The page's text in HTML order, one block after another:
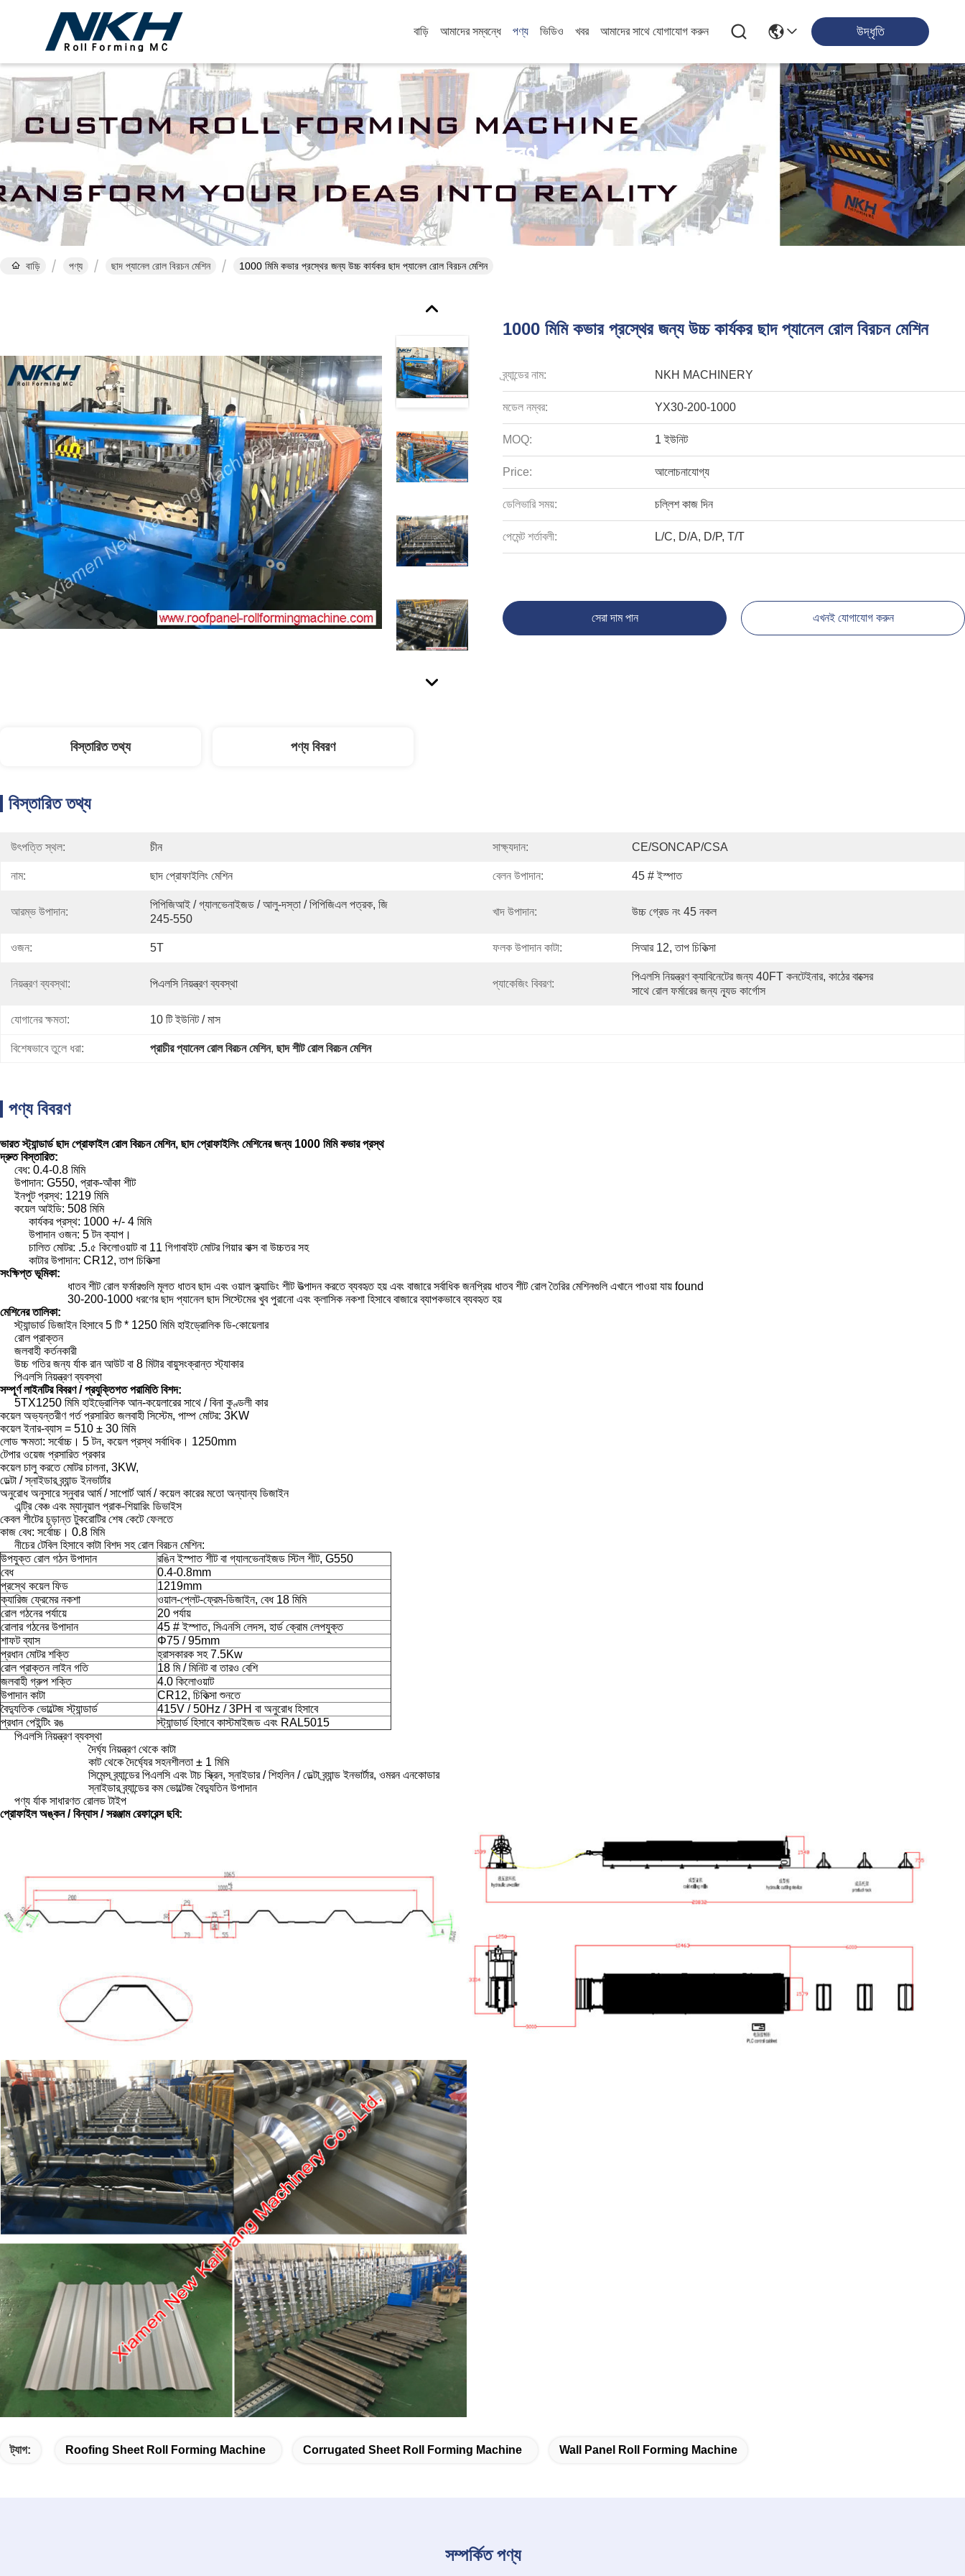
বাড়ি আমাদের সম্বন্ধে পণ্য ভিডিও খবর আমাদের সাথে যোগাযোগ করুন উদ্ধৃতি
পণ্যের বিবরণ
বাড়ি পণ্য ছাদ প্যানেল রোল বিরচন মেশিন 1000 মিমি কভার প্রস্থের জন্য উচ্চ কার্যকর ছাদ প্যানেল রোল বিরচন মেশিন
1000 মিমি কভার প্রস্থের জন্য উচ্চ কার্যকর ছাদ প্যানেল রোল বিরচন মেশিন
ব্র্যান্ডের নাম: NKH MACHINERY
মডেল নম্বর: YX30-200-1000
MOQ: 1 ইউনিট
Price: আলোচনাযোগ্য
ডেলিভারি সময়: চল্লিশ কাজ দিন
পেমেন্ট শর্তাবলী: L/C, D/A, D/P, T/T
সেরা দাম পান এখনই যোগাযোগ করুন
বিস্তারিত তথ্য পণ্য বিবরণ
বিস্তারিত তথ্য
উৎপত্তি স্থল: চীন সাক্ষ্যদান: CE/SONCAP/CSA
নাম: ছাদ প্রোফাইলিং মেশিন বেলন উপাদান: 45 # ইস্পাত
আরম্ভ উপাদান:
পিপিজিআই / গ্যালভেনাইজড / আলু-দস্তা / পিপিজিএল পত্রক, জি
245-550
খাদ উপাদান: উচ্চ গ্রেড নং 45 নকল
ওজন: 5T ফলক উপাদান কাটা: সিআর 12, তাপ চিকিত্সা
নিয়ন্ত্রণ ব্যবস্থা: পিএলসি নিয়ন্ত্রণ ব্যবস্থা প্যাকেজিং বিবরণ:
পিএলসি নিয়ন্ত্রণ ক্যাবিনেটের জন্য 40FT কনটেইনার, কাঠের বাক্সের
সাথে রোল ফর্মারের জন্য ন্যূড কার্গোস
যোগানের ক্ষমতা: 10 টি ইউনিট / মাস
বিশেষভাবে তুলে ধরা: প্রাচীর প্যানেল রোল বিরচন মেশিন, ছাদ শীট রোল বিরচন মেশিন
পণ্য বিবরণ
ভারত স্ট্যান্ডার্ড ছাদ প্রোফাইল রোল বিরচন মেশিন, ছাদ প্রোফাইলিং মেশিনের জন্য 1000 মিমি কভার প্রস্থ
দ্রুত বিস্তারিত:
বেধ: 0.4-0.8 মিমি
উপাদান: G550, প্রাক-আঁকা শীট
ইনপুট প্রস্থ: 1219 মিমি
কয়েল আইডি: 508 মিমি
কার্যকর প্রস্থ: 1000 +/- 4 মিমি
উপাদান ওজন: 5 টন ক্যাপ।
চালিত মোটর: .5.৫ কিলোওয়াট বা 11 গিগাবাইট মোটর গিয়ার বাক্স বা উচ্চতর সহ
কাটার উপাদান: CR12, তাপ চিকিত্সা
সংক্ষিপ্ত ভূমিকা:
ধাতব শীট রোল ফর্মারগুলি মূলত ধাতব ছাদ এবং ওয়াল ক্ল্যাডিং শীট উত্পাদন করতে ব্যবহৃত হয় এবং বাজারে সর্বাধিক জনপ্রিয় ধাতব শীট রোল তৈরির মেশিনগুলি এখানে পাওয়া যায় found
30-200-1000 ধরণের ছাদ প্যানেল ছাদ সিস্টেমের খুব পুরানো এবং ক্লাসিক নকশা হিসাবে বাজারে ব্যাপকভাবে ব্যবহৃত হয়
মেশিনের তালিকা:
স্ট্যান্ডার্ড ডিজাইন হিসাবে 5 টি * 1250 মিমি হাইড্রোলিক ডি-কোয়েলার
রোল প্রাক্তন
জলবাহী কর্তনকারী
উচ্চ গতির জন্য র্যাক রান আউট বা 8 মিটার বায়ুসংক্রান্ত স্ট্যাকার
পিএলসি নিয়ন্ত্রণ ব্যবস্থা
সম্পূর্ণ লাইনটির বিবরণ / প্রযুক্তিগত পরামিতি বিশদ:
5TX1250 মিমি হাইড্রোলিক আন-কয়েলারের সাথে / বিনা কুণ্ডলী কার
কয়েল অভ্যন্তরীণ গর্ত প্রসারিত জলবাহী সিস্টেম, পাম্প মোটর: 3KW
কয়েল ইনার-ব্যাস = 510 ± 30 মিমি
লোড ক্ষমতা: সর্বোচ্চ। 5 টন, কয়েল প্রস্থ সর্বাধিক। 1250mm
টেপার ওয়েজ প্রসারিত প্রকার
কয়েল চালু করতে মোটর চালনা, 3KW,
ডেল্টা / স্নাইডার ব্র্যান্ড ইনভার্টার
অনুরোধ অনুসারে স্নুবার আর্ম / সাপোর্ট আর্ম / কয়েল কারের মতো অন্যান্য ডিজাইন
এন্ট্রি বেঞ্চ এবং ম্যানুয়াল প্রাক-শিয়ারিং ডিভাইস
কেবল শীটের চূড়ান্ত টুকরোটির শেষ কেটে ফেলতে
কাজ বেধ: সর্বোচ্চ। 0.8 মিমি
নীচের টেবিল হিসাবে কাটা বিশদ সহ রোল বিরচন মেশিন:
উপযুক্ত রোল গঠন উপাদান
রঙিন ইস্পাত শীট বা গ্যালভেনাইজড স্টিল শীট, G550
বেধ
0.4-0.8mm
প্রস্থে কয়েল ফিড
1219mm
ক্যারিজ ফ্রেমের নকশা
ওয়াল-প্লেট-ফ্রেম-ডিজাইন, বেধ 18 মিমি
রোল গঠনের পর্যায়ে
20 পর্যায়
রোলার গঠনের উপাদান
45 # ইস্পাত, সিএনসি লেদস, হার্ড ক্রোম লেপযুক্ত
শাফট ব্যাস
Φ75 / 95mm
প্রধান মোটর শক্তি
হ্রাসকারক সহ 7.5Kw
রোল প্রাক্তন লাইন গতি
18 মি / মিনিট বা তারও বেশি
জলবাহী গ্রুপ শক্তি
4.0 কিলোওয়াট
উপাদান কাটা
CR12, চিকিত্সা শুনতে
বৈদ্যুতিক ভোল্টেজ স্ট্যান্ডার্ড
415V / 50Hz / 3PH বা অনুরোধ হিসাবে
প্রধান পেইন্টিং রঙ
স্ট্যান্ডার্ড হিসাবে কাস্টমাইজড এবং RAL5015
পিএলসি নিয়ন্ত্রণ ব্যবস্থা
দৈর্ঘ্য নিয়ন্ত্রণ থেকে কাটা
কাট থেকে দৈর্ঘ্যের সহনশীলতা ± 1 মিমি
সিমেন্স ব্র্যান্ডের পিএলসি এবং টাচ স্ক্রিন, স্নাইডার / শিহলিন / ডেল্টা ব্র্যান্ড ইনভার্টার, ওমরন এনকোডার
স্নাইডার ব্র্যান্ডের কম ভোল্টেজ বৈদ্যুতিন উপাদান
পণ্য র্যাক সাধারণত রোলড টাইপ
প্রোফাইল অঙ্কন / বিন্যাস / সরঞ্জাম রেফারেন্স ছবি:
ট্যাগ: Roofing Sheet Roll Forming Machine Corrugated Sheet Roll Forming Machine Wall Panel Roll Forming Machine
সম্পর্কিত পণ্য